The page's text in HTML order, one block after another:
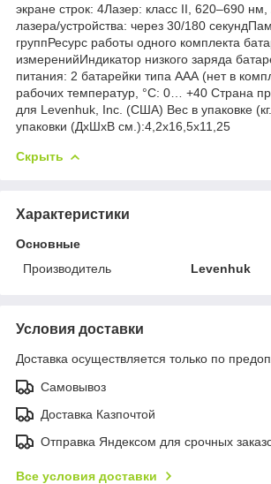
экране строк: 4Лазер: класс II, 620–690
лазера/устройства: через 30/180
группРесурс работы одного комплекта
измеренийИндикатор низкого заряда
питания: 2 батарейки типа ААА (нет в
рабочих температур, °С: 0… +40 Страна
для Levenhuk, Inc. (США) Вес в упаковке
упаковки (ДхШхВ см.):4,2x16,5x11,25
Скрыть
Характеристики
Основные
Производитель
Levenhuk
Условия доставки
Доставка осуществляется только по
Самовывоз
Доставка Казпочтой
Отправка Яндексом для срочных
Все условия доставки